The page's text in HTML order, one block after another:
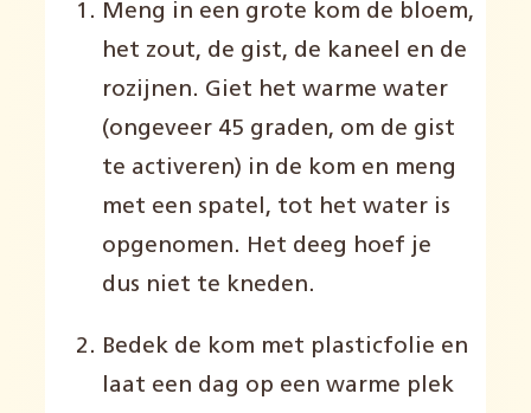
Meng in een grote kom de bloem,
het zout, de gist, de kaneel en de
rozijnen. Giet het warme water
(ongeveer 45 graden, om de gist
te activeren) in de kom en meng
met een spatel, tot het water is
opgenomen. Het deeg hoef je
dus niet te kneden.
Bedek de kom met plasticfolie en
laat een dag op een warme plek